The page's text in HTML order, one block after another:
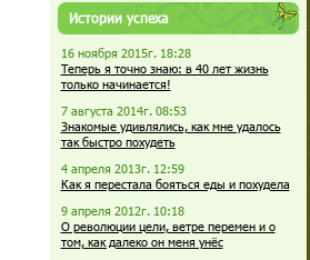
Истории успеха
16 ноября 2015г. 18:28
Теперь я точно знаю: в 40 лет жизнь
только начинается!
7 августа 2014г. 08:53
Знакомые удивлялись, как мне удалось
так быстро похудеть
4 апреля 2013г. 12:59
Как я перестала бояться еды и похудела
9 апреля 2012г. 10:18
О революции цели, ветре перемен и о
том, как далеко он меня унёс